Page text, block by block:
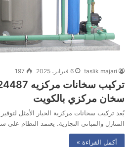
taslik majari 6 فبراير، 2025 197
سخان مركزي بالكويت
يُعد تركيب سخانات مركزية الخيار الأمثل
المنازل والمباني التجارية. يعتمد النظام
أكمل القراءة »